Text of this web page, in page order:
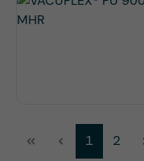
Seite
1 Seite
2